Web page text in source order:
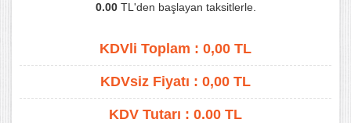
0.00TL'den başlayan taksitlerle.
KDVli Toplam : 0,00 TL
KDVsiz Fiyatı : 0,00 TL
KDV Tutarı : 0.00 TL